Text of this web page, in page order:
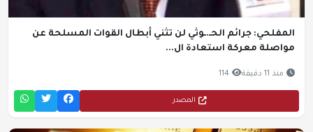
المفلحي: جرائم الحـ.ـوثي لن تثني أبطال القوات المسلحة عن
مواصلة معركة استعادة ال...
منذ 11 دقيقة 114
المصدر